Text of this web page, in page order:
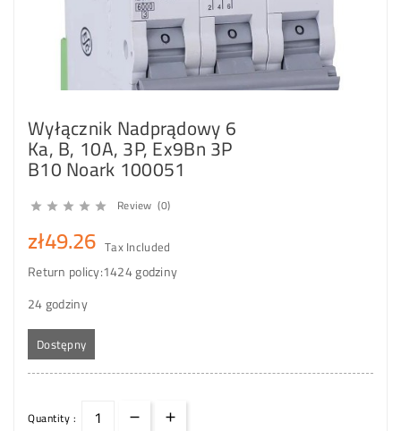
Wyłącznik Nadprądowy 6
Ka, B, 10A, 3P, Ex9Bn 3P
B10 Noark 100051
     Review (0)
zł49.26 Tax Included
Return policy:1424 godziny
24 godziny
Dostępny
Quantity :